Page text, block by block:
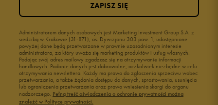
Administratorem danych osobowych jest Marketing Investment Group S.A. z
siedzibą w Krakowie (31-871), os. Dywizjonu 303 paw. 1, udostępnione
powyżej dane będą przetwarzane w prawnie uzasadnionym interesie
administratora, za który uważa się marketing produktów i usług własnych.
Podając swój adres mailowy zgadzasz się na otrzymywanie informacji
handlowych. Podanie danych jest dobrowolne, aczkolwiek niezbędne w celu
otrzymywania newslettera. Każdy ma prawo do zgłoszenia sprzeciwu wobec
przetwarzania, a także żądania dostępu do danych, sprostowania, usunięcia
lub ograniczenia przetwarzania oraz prawo wniesienia skargi do organu
nadzorczego. Pełną treść oświadczenia o ochronie prywatności można
znaleźć w Polityce prywatności.
ZAPISZ SIĘ